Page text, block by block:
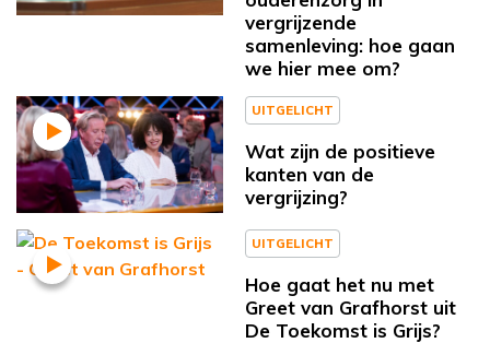
vergrijzende
samenleving: hoe gaan
we hier mee om?
UITGELICHT
Wat zijn de positieve
kanten van de
vergrijzing?
UITGELICHT
Hoe gaat het nu met
Greet van Grafhorst uit
De Toekomst is Grijs?